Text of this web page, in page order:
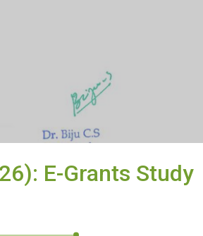
E-Grants Study